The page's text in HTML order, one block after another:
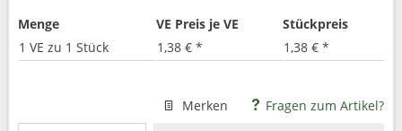
Menge VE Preis je VE
Stückpreis
1 VE zu 1 Stück
1,38 € * 1,38 € *
Merken Fragen zum Artikel?